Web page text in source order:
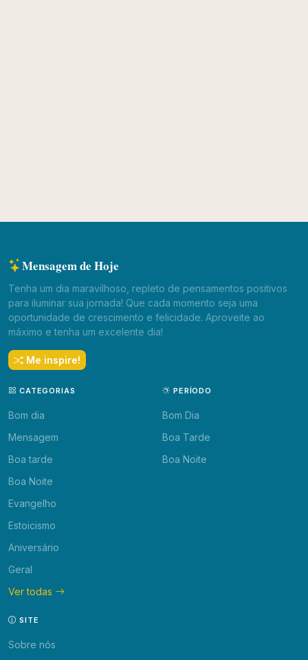
Mensagem de Hoje
Tenha um dia maravilhoso, repleto de pensamentos positivos
para iluminar sua jornada! Que cada momento seja uma
oportunidade de crescimento e felicidade. Aproveite ao
máximo e tenha um excelente dia!
Me inspire!
CATEGORIAS
Bom dia
Mensagem
Boa tarde
Boa Noite
Evangelho
Estoicismo
Aniversário
Geral
Ver todas
PERÍODO
Bom Dia
Boa Tarde
Boa Noite
SITE
Sobre nós